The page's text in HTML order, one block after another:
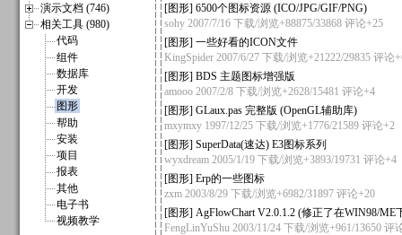
演示文档 (746)
相关工具 (980)
代码
组件
数据库
开发
图形
帮助
安装
项目
报表
其他
电子书
视频教学
[图形] 6500个图标资源 (ICO/JPG/GIF/PNG)
sohy 2007/7/16 下载/浏览+88875/33868 评论+25
[图形] 一些好看的ICON文件
KingSpider 2007/6/27 下载/浏览+21222/29835 评论
[图形] BDS 主题图标增强版
amooo 2007/2/8 下载/浏览+2628/15481 评论+4
[图形] GLaux.pas 完整版 (OpenGL辅助库)
mxymxy 1997/12/25 下载/浏览+1776/21589 评论+2
[图形] SuperData(速达) E3图标系列
wyxdream 2005/1/19 下载/浏览+3893/19731 评论+4
[图形] Erp的一些图标
zxm 2003/8/29 下载/浏览+6982/31897 评论+20
[图形] AgFlowChart V2.0.1.2 (修正了在WIN98/ME
FengLinYuShu 2003/11/24 下载/浏览+961/13650 评